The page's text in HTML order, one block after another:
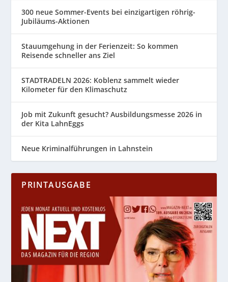
300 neue Sommer-Events bei einzigartigen röhrig-
Jubiläums-Aktionen
Stauumgehung in der Ferienzeit: So kommen
Reisende schneller ans Ziel
STADTRADELN 2026: Koblenz sammelt wieder
Kilometer für den Klimaschutz
Job mit Zukunft gesucht? Ausbildungsmesse 2026 in
der Kita LahnEggs
Neue Kriminalführungen in Lahnstein
PRINTAUSGABE